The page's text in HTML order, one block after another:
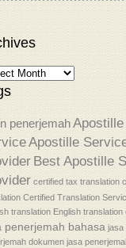
penerjemah Apostille
Apostille
Best Apostille
certified tax translation
Certified Translation
translation English
penerjemah bahasa jasa
dokumen jasa